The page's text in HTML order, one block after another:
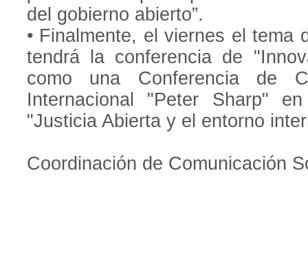
del gobierno abierto”.
• Finalmente, el viernes el tema
tendrá la conferencia de
como una Conferencia de
Internacional "Peter Sharp"
"Justicia Abierta y el entorno
Coordinación de Comunicación